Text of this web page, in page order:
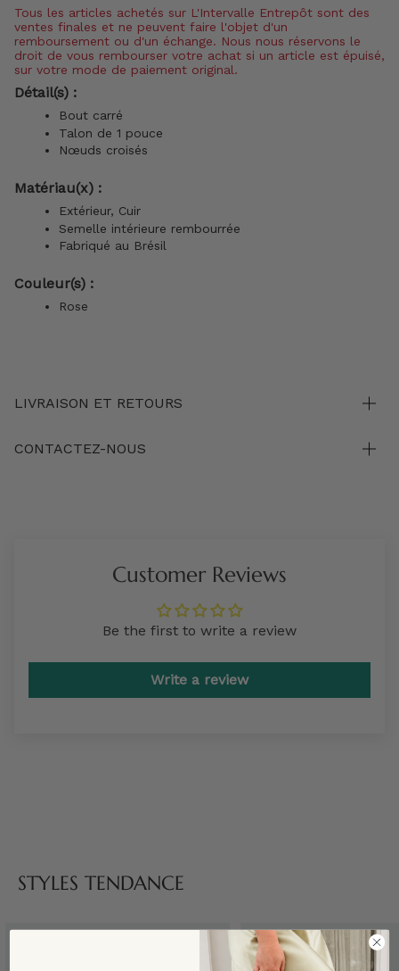
Tous les articles achetés sur L'Intervalle Entrepôt sont des
ventes finales et ne peuvent faire l'objet d'un
remboursement ou d'un échange. Nous nous réservons le
droit de vous rembourser votre achat si un article est épuisé,
sur votre mode de paiement original.
Détail(s) :
Bout carré
Talon de 1 pouce
Nœuds croisés
Matériau(x) :
Extérieur, Cuir
Semelle intérieure rembourrée
Fabriqué au Brésil
Couleur(s) :
Rose
LIVRAISON ET RETOURS
CONTACTEZ-NOUS
Customer Reviews
Be the first to write a review
Write a review
STYLES TENDANCE